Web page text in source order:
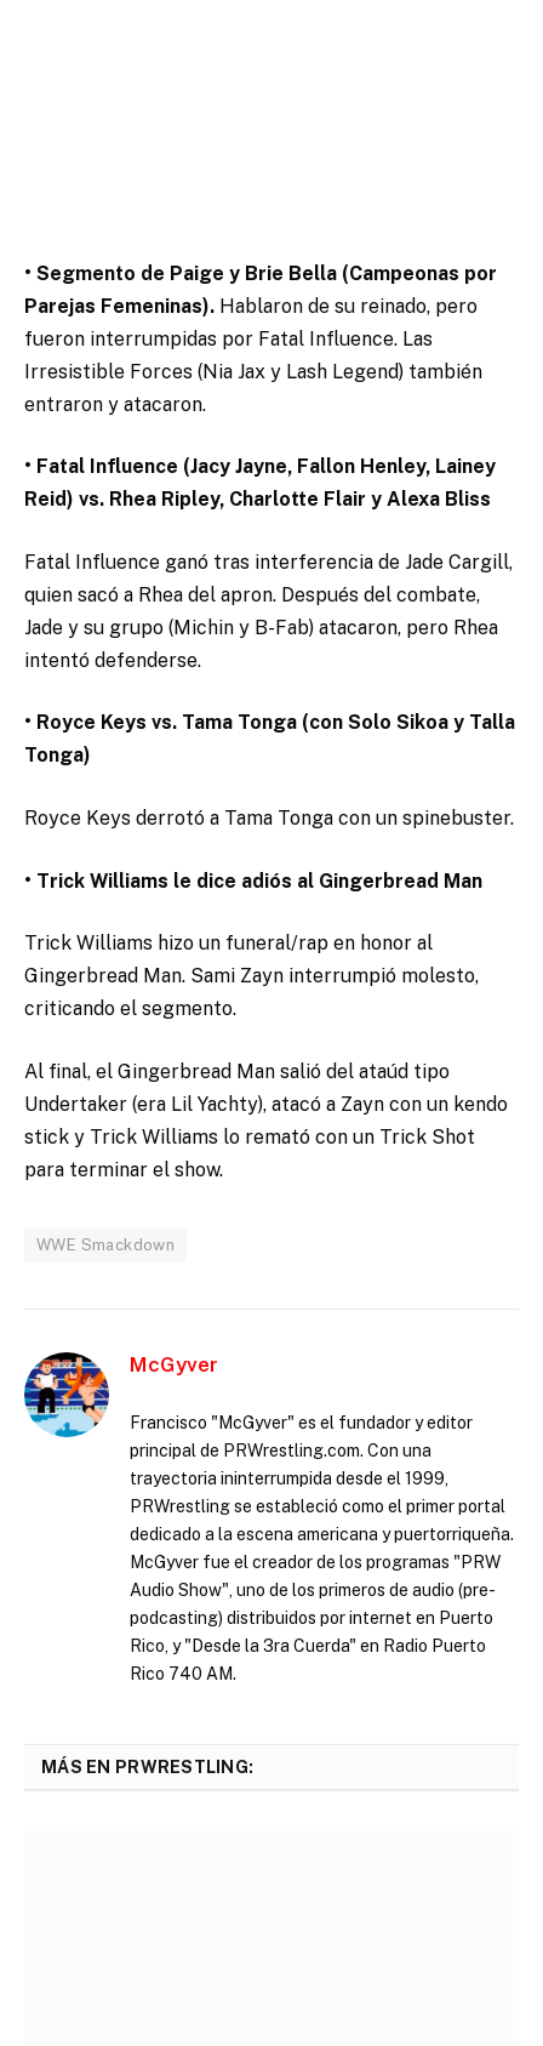
• Segmento de Paige y Brie Bella (Campeonas por
Parejas Femeninas). Hablaron de su reinado, pero
fueron interrumpidas por Fatal Influence. Las
Irresistible Forces (Nia Jax y Lash Legend) también
entraron y atacaron.
• Fatal Influence (Jacy Jayne, Fallon Henley, Lainey
Reid) vs. Rhea Ripley, Charlotte Flair y Alexa Bliss
Fatal Influence ganó tras interferencia de Jade Cargill,
quien sacó a Rhea del apron. Después del combate,
Jade y su grupo (Michin y B-Fab) atacaron, pero Rhea
intentó defenderse.
• Royce Keys vs. Tama Tonga (con Solo Sikoa y Talla
Tonga)
Royce Keys derrotó a Tama Tonga con un spinebuster.
• Trick Williams le dice adiós al Gingerbread Man
Trick Williams hizo un funeral/rap en honor al
Gingerbread Man. Sami Zayn interrumpió molesto,
criticando el segmento.
Al final, el Gingerbread Man salió del ataúd tipo
Undertaker (era Lil Yachty), atacó a Zayn con un kendo
stick y Trick Williams lo remató con un Trick Shot
para terminar el show.
WWE Smackdown
McGyver
Francisco "McGyver" es el fundador y editor
principal de PRWrestling.com. Con una
trayectoria ininterrumpida desde el 1999,
PRWrestling se estableció como el primer portal
dedicado a la escena americana y puertorriqueña.
McGyver fue el creador de los programas "PRW
Audio Show", uno de los primeros de audio (pre-
podcasting) distribuidos por internet en Puerto
Rico, y "Desde la 3ra Cuerda" en Radio Puerto
Rico 740 AM.
MÁS EN PRWRESTLING: